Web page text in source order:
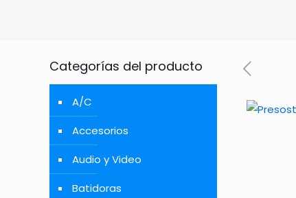
Categorías del producto
A/C
Accesorios
Audio y Video
Batidoras